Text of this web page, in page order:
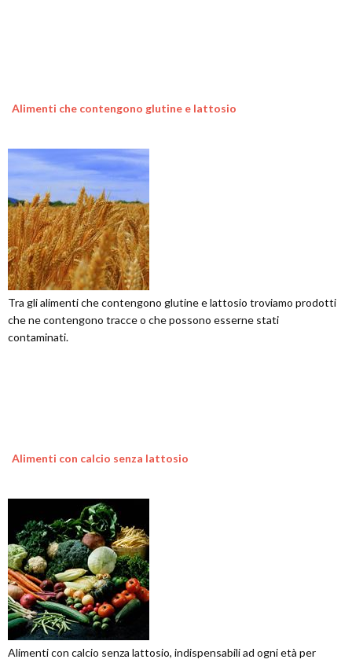
Alimenti che contengono glutine e lattosio
Tra gli alimenti che contengono glutine e lattosio troviamo prodotti
che ne contengono tracce o che possono esserne stati
contaminati.
Alimenti con calcio senza lattosio
Alimenti con calcio senza lattosio, indispensabili ad ogni età per